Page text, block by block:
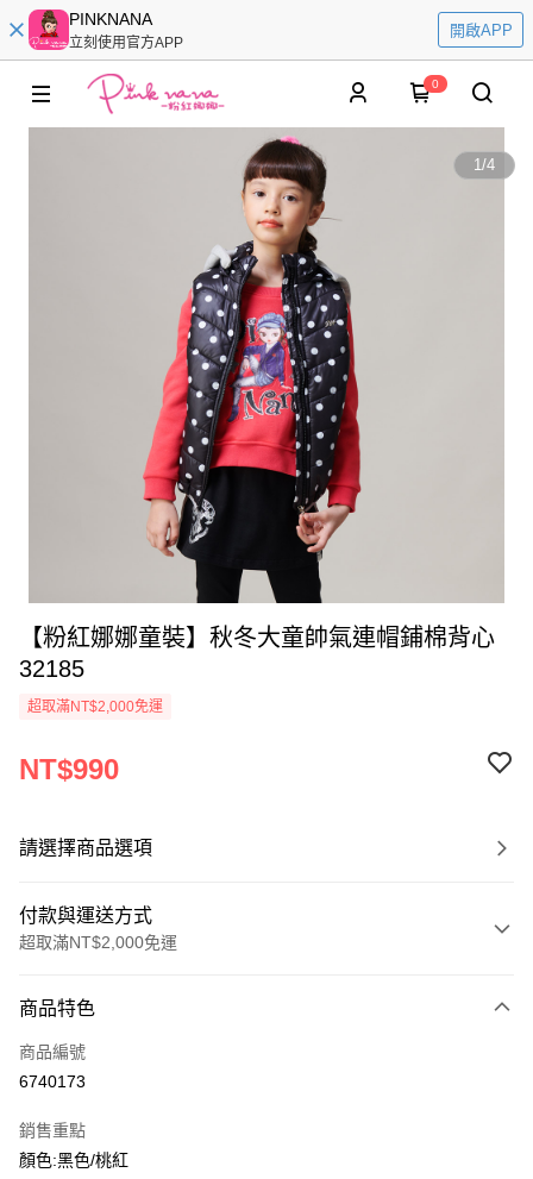
PINKNANA
立刻使用官方APP
開啟APP
0
1/4
【粉紅娜娜童裝】秋冬大童帥氣連帽鋪棉背心
32185
超取滿NT$2,000免運
NT$990
請選擇商品選項
付款與運送方式
超取滿NT$2,000免運
信用卡一次付款
超商取貨付款
Apple Pay
商品特色
商品編號
6740173
銷售重點
顏色:黑色/桃紅